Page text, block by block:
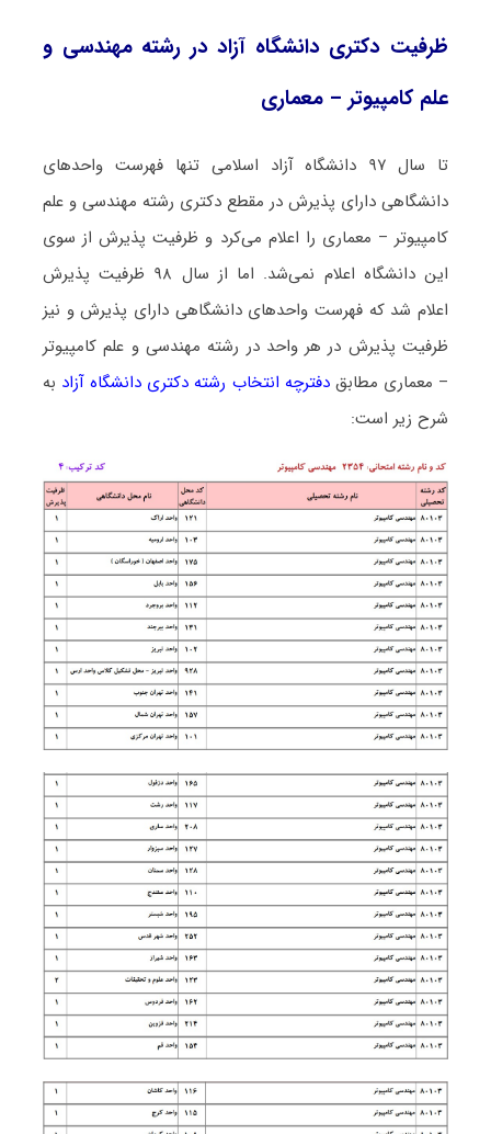
ظرفیت دکتری دانشگاه آزاد در رشته مهندسی و
علم کامپیوتر – معماری
تا سال ۹۷ دانشگاه آزاد اسلامی تنها فهرست واحدهای
دانشگاهی دارای پذیرش در مقطع دکتری رشته مهندسی و علم
کامپیوتر – معماری را اعلام می‌کرد و ظرفیت پذیرش از سوی
این دانشگاه اعلام نمی‌شد. اما از سال ۹۸ ظرفیت پذیرش
اعلام شد که فهرست واحدهای دانشگاهی دارای پذیرش و نیز
ظرفیت پذیرش در هر واحد در رشته مهندسی و علم کامپیوتر
– معماری مطابقدفترچه انتخاب رشته دکتری دانشگاه آزاد به
شرح زیر است: